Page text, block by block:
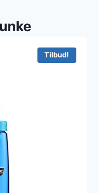
Tilbud!